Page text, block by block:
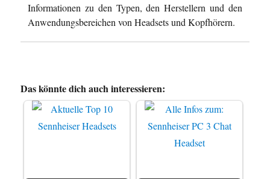
Informationen zu den Typen, den Herstellern und den
Anwendungsbereichen von Headsets und Kopfhörern.
Das könnte dich auch interessieren: